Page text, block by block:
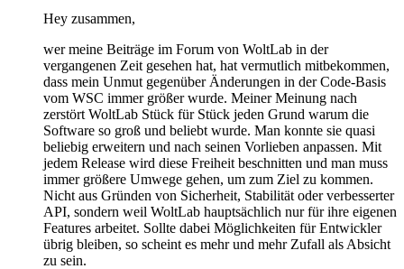
Hey zusammen,
wer meine Beiträge im Forum von WoltLab in der
vergangenen Zeit gesehen hat, hat vermutlich mitbekommen,
dass mein Unmut gegenüber Änderungen in der Code-Basis
vom WSC immer größer wurde. Meiner Meinung nach
zerstört WoltLab Stück für Stück jeden Grund warum die
Software so groß und beliebt wurde. Man konnte sie quasi
beliebig erweitern und nach seinen Vorlieben anpassen. Mit
jedem Release wird diese Freiheit beschnitten und man muss
immer größere Umwege gehen, um zum Ziel zu kommen.
Nicht aus Gründen von Sicherheit, Stabilität oder verbesserter
API, sondern weil WoltLab hauptsächlich nur für ihre eigenen
Features arbeitet. Sollte dabei Möglichkeiten für Entwickler
übrig bleiben, so scheint es mehr und mehr Zufall als Absicht
zu sein.